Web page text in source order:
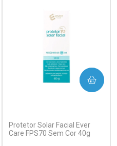
Protetor Solar Facial Ever
Care FPS70 Sem Cor 40g
COMPRAR